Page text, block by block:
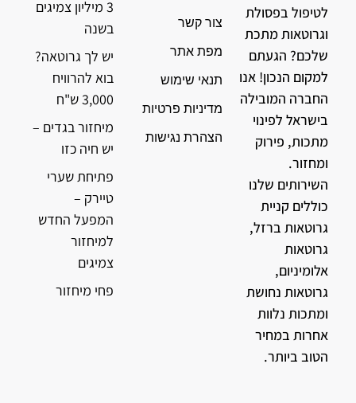
לטיפול בפסולת
וגרוטאות מתכת
שלכם? הגעתם
למקום הנכון! אנו
החברה המובילה
בישראל לפינוי
מתכות, פירוק
ומחזור.
השירותים שלנו
כוללים קניית
גרוטאות ברזל,
גרוטאות
אלומיניום,
גרוטאות נחושת
ומתכות נלוות
אחרות במחיר
הטוב ביותר.
צור קשר
מפת אתר
תנאי שימוש
מדיניות פרטיות
הצהרת נגישות
3 מיליון צמיגים
בשנה
יש לך גרוטאה?
בוא להרוויח
3,000 ש"ח
מיחזור בגדים –
יש חיה כזו
פתיחת שערי
טיירק –
המפעל החדש
למיחזור
צמיגים
פחי מיחזור